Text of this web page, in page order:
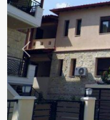
Previous